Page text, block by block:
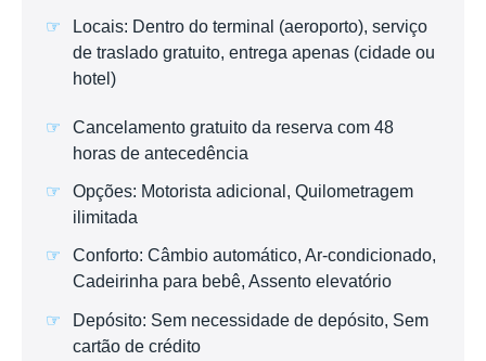
Locais: Dentro do terminal (aeroporto), serviço
de traslado gratuito, entrega apenas (cidade ou
hotel)
Cancelamento gratuito da reserva com 48
horas de antecedência
Opções: Motorista adicional, Quilometragem
ilimitada
Conforto: Câmbio automático, Ar-condicionado,
Cadeirinha para bebê, Assento elevatório
Depósito: Sem necessidade de depósito, Sem
cartão de crédito